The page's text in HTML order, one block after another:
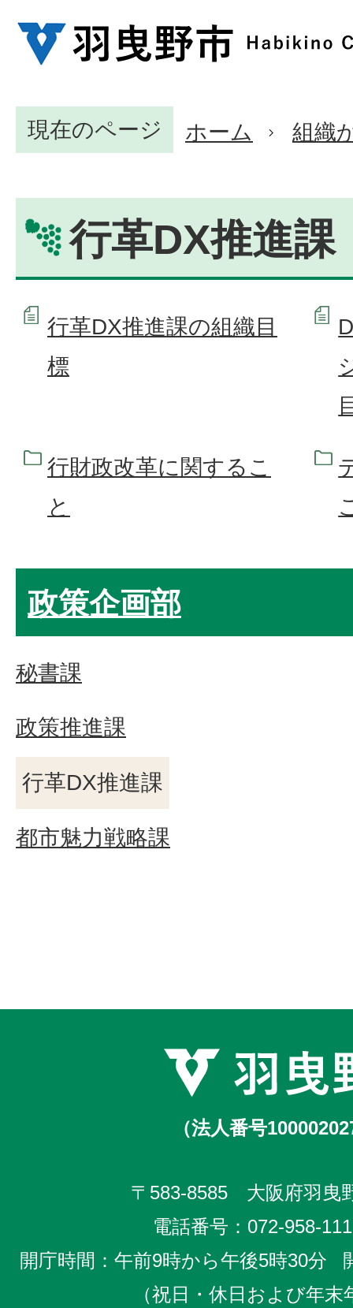
現在のページ ホーム 組織
行革DX推進課
行革DX推進課の組織目
標
行財政改革に関するこ
と
政策企画部
秘書課
政策推進課
行革DX推進課
都市魅力戦略課
（法人番号
〒583-8585 大阪府羽曳
電話番号： 072-958-
開庁時間：午前9時から午後5時30分
（祝日・休日および年